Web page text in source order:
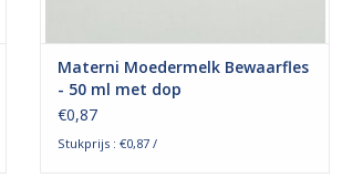
Materni Moedermelk Bewaarfles
- 50 ml met dop
€0,87
Stukprijs : €0,87 /